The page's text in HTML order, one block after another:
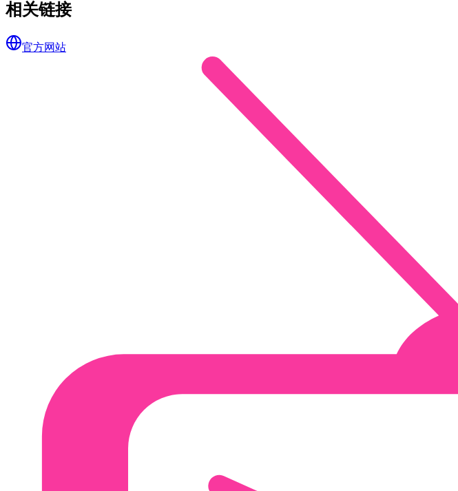
相关链接
官方网站